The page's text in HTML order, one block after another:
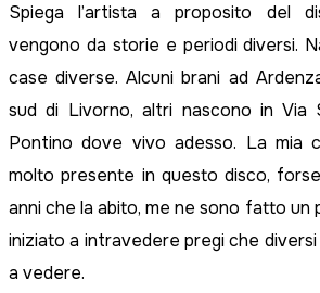
Spiega l’artista a proposito del
vengono da storie e periodi diversi.
case diverse. Alcuni brani ad
sud di Livorno, altri nascono in Via
Pontino dove vivo adesso. La mia
molto presente in questo disco,
anni che la abito, me ne sono fatto un
iniziato a intravedere pregi che
a vedere.